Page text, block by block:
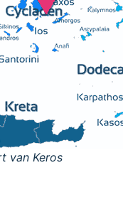
van Keros